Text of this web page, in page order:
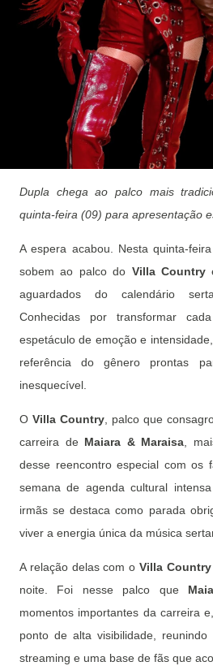
Dupla chega ao palco mais
quinta-feira (09) para apresentação
A espera acabou. Nesta quinta-
sobem ao palco do Villa Country
aguardados do calendário
Conhecidas por transformar
espetáculo de emoção e
referência do gênero prontas
inesquecível.
O Villa Country, palco que
carreira de Maiara & Maraisa,
desse reencontro especial com os
semana de agenda cultural
irmãs se destaca como parada
viver a energia única da música
A relação delas com oVilla Country
noite. Foi nesse palco que
momentos importantes da carreira
ponto de alta visibilidade,
streaming e uma base de fãs que